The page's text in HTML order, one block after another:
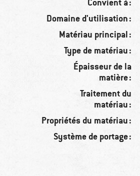
Convient à :
Domaine d'utilisation :
Matériau principal :
Type de matériau :
Épaisseur de la
matière :
Traitement du
matériau :
Propriétés du matériau :
Système de portage :